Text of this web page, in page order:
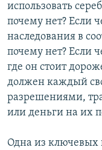
использовать
почему нет? Если
наследования в
почему нет? Если
где он стоит
должен каждый
разрешениями,
или деньги на их
Одна из ключевых